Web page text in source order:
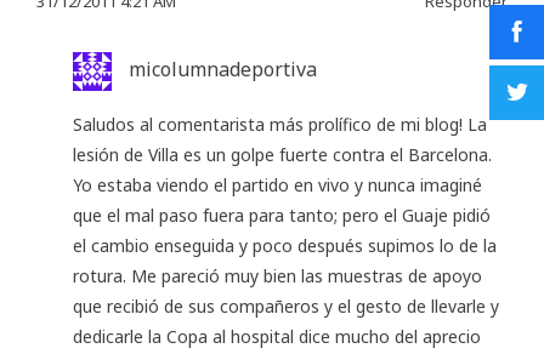
micolumnadeportiva
Saludos al comentarista más prolífico de mi blog! La
lesión de Villa es un golpe fuerte contra el Barcelona.
Yo estaba viendo el partido en vivo y nunca imaginé
que el mal paso fuera para tanto; pero el Guaje pidió
el cambio enseguida y poco después supimos lo de la
rotura. Me pareció muy bien las muestras de apoyo
que recibió de sus compañeros y el gesto de llevarle y
dedicarle la Copa al hospital dice mucho del aprecio